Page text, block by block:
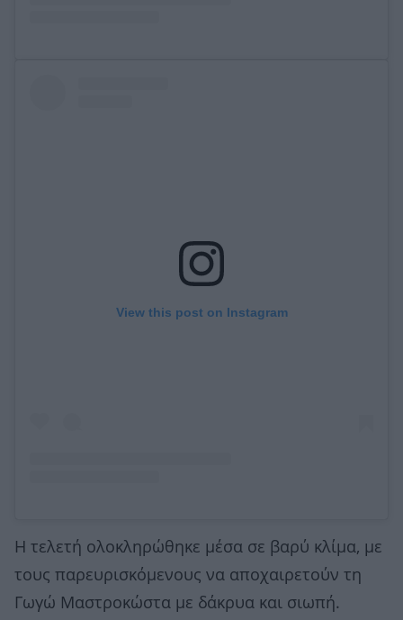
View this post on Instagram
Η τελετή ολοκληρώθηκε μέσα σε βαρύ κλίμα, με
τους παρευρισκόμενους να αποχαιρετούν τη
Γωγώ Μαστροκώστα με δάκρυα και σιωπή.